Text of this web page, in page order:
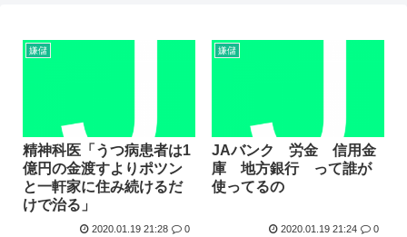
高市早苗政権「円安ホクホクゥ！財政健全化は目指さない！で...
韓国人「悲報：サッカー協会の審判への性接待が事実の場合、...
「おっさんの自堕落な生活を美少女にやらせるアニメ」、増え...
韓国、サッカーW杯予選で審判を性接待して買収していたこと...
ジョジョのシーザー「やってない犯罪は殺人だけです。」←こ...
韓国人「竹田恒泰とか36親等を養子に迎えるなら天皇の血を...
嫌儲
精神科医「うつ病患者は1
億円の金渡すよりポツン
と一軒家に住み続けるだ
けで治る」
2020.01.19 21:28 0
嫌儲
JAバンク 労金 信用金
庫 地方銀行 って誰が
使ってるの
2020.01.19 21:24 0